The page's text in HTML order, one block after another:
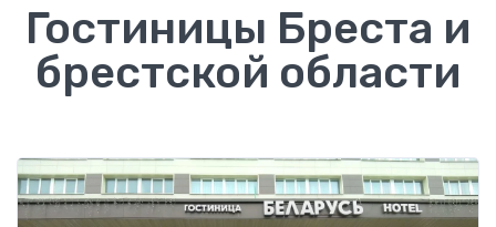
Гостиницы Бреста и
брестской области